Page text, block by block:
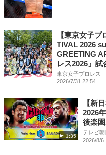
【東京女子
TIVAL 2026
GREETING
レス2026』試
東京女子プロレス
2026/7/31 22:54
1:35
【新
2026
後楽
テレビ朝
2026/8/6